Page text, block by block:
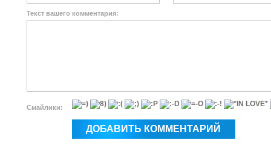
Текст вашего комментария:
Смайлики: